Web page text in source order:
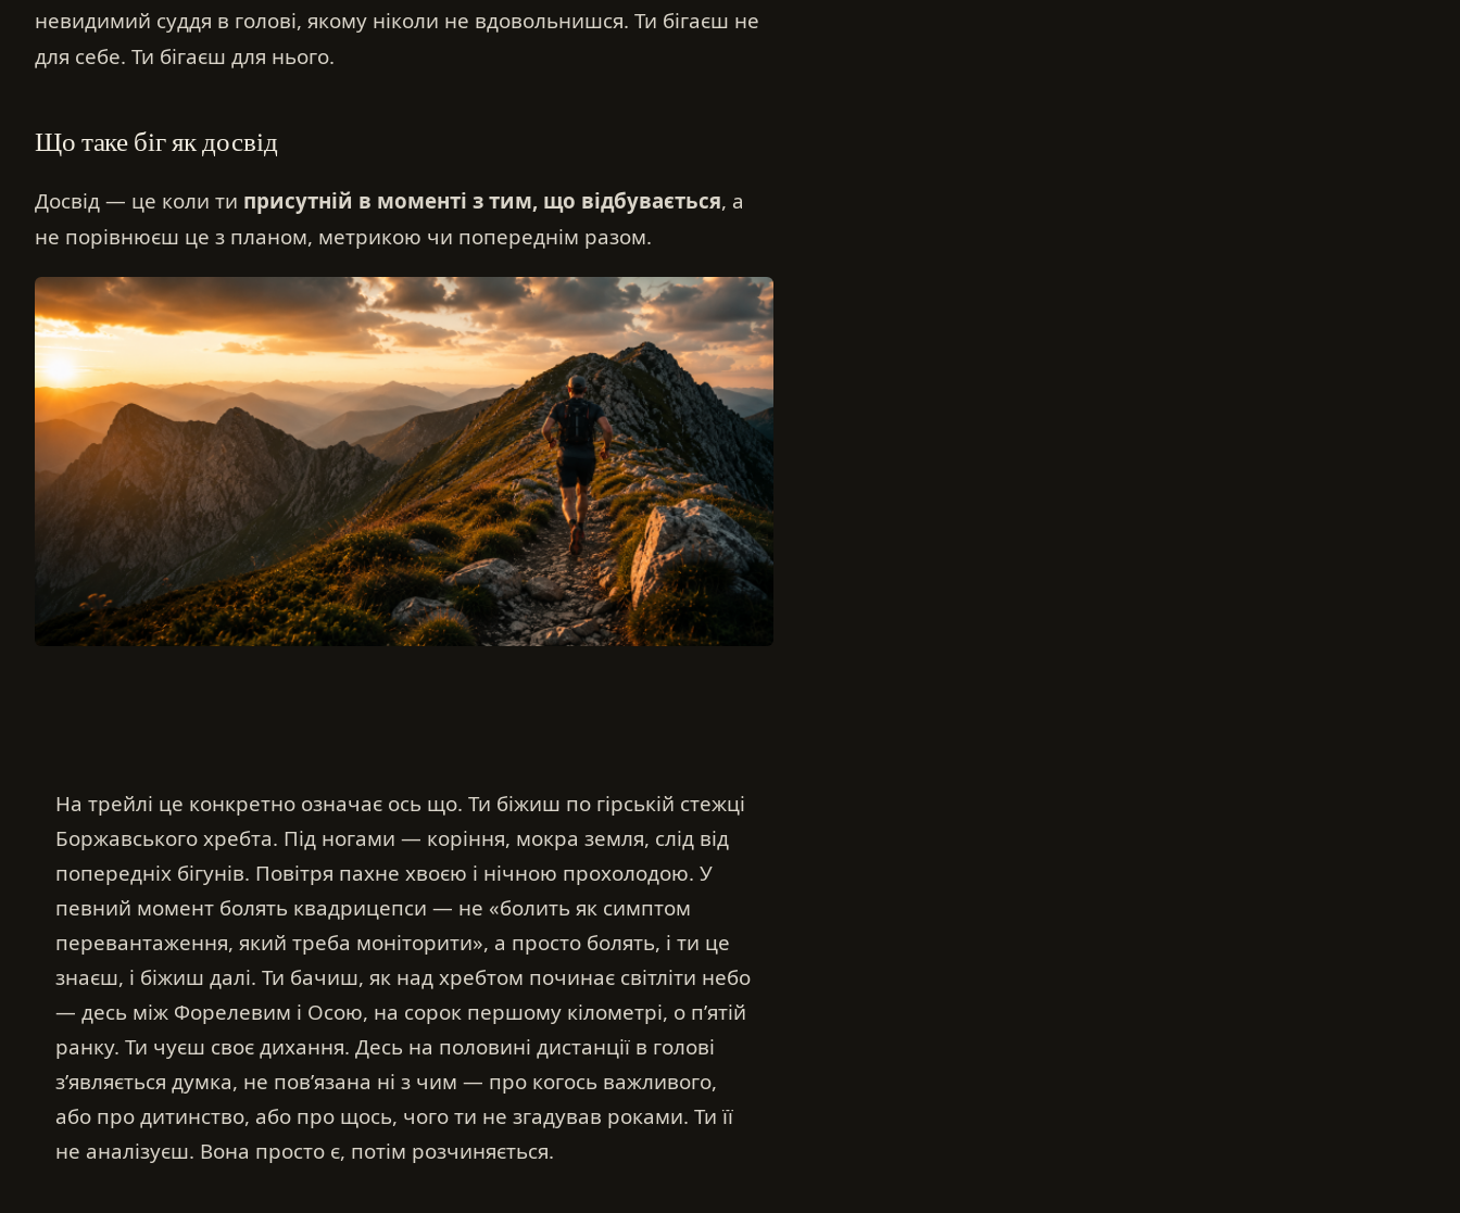
невидимий суддя в голові, якому ніколи не вдовольнишся. Ти бігаєш не
для себе. Ти бігаєш для нього.
Що таке біг як досвід
Досвід — це коли ти присутній в моменті з тим, що відбувається, а
не порівнюєш це з планом, метрикою чи попереднім разом.
На трейлі це конкретно означає ось що. Ти біжиш по гірській стежці
Боржавського хребта. Під ногами — коріння, мокра земля, слід від
попередніх бігунів. Повітря пахне хвоєю і нічною прохолодою. У
певний момент болять квадрицепси — не «болить як симптом
перевантаження, який треба моніторити», а просто болять, і ти це
знаєш, і біжиш далі. Ти бачиш, як над хребтом починає світліти небо
— десь між Форелевим і Осою, на сорок першому кілометрі, о п’ятій
ранку. Ти чуєш своє дихання. Десь на половині дистанції в голові
з’являється думка, не пов’язана ні з чим — про когось важливого,
або про дитинство, або про щось, чого ти не згадував роками. Ти її
не аналізуєш. Вона просто є, потім розчиняється.